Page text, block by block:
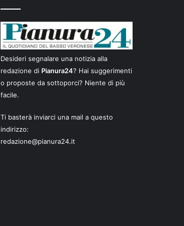
Desideri segnalare una notizia alla
redazione di Pianura24? Hai suggerimenti
o proposte da sottoporci? Niente di più
facile.
Ti basterà inviarci una mail a questo
indirizzo:
redazione@pianura24.it